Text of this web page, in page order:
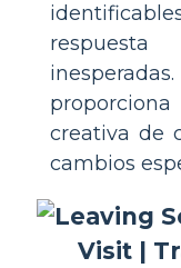
creativa de
cambios